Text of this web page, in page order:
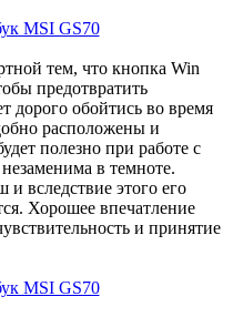
тем, что кнопка Win
предотвратить
дорого обойтись во время
расположены и
полезно при работе с
в темноте.
вследствие этого его
Хорошее впечатление
и принятие